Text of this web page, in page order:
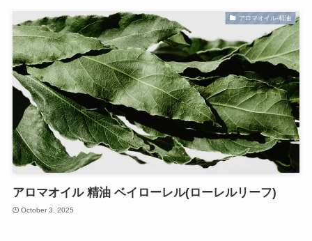
アロマオイル-精油
アロマオイル 精油 ベイローレル(ローレルリーフ)
October 3, 2025